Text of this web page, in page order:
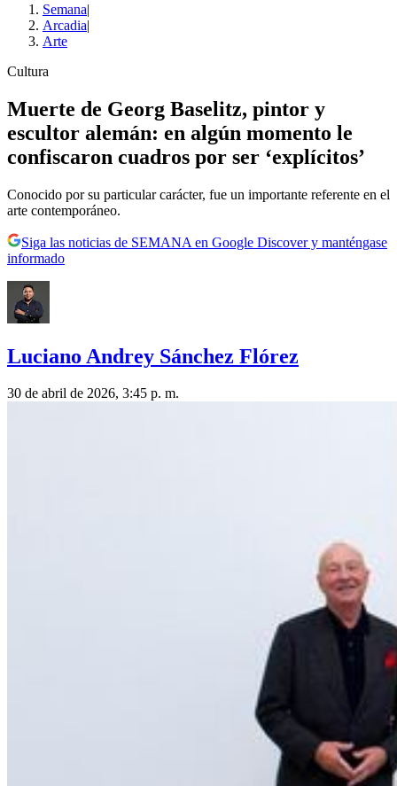
Semana|
Arcadia|
Arte
Cultura
Muerte de Georg Baselitz, pintor y
escultor alemán: en algún momento le
confiscaron cuadros por ser ‘explícitos’
Conocido por su particular carácter, fue un importante referente en el
arte contemporáneo.
Siga las noticias de SEMANA en Google Discover y manténgase
informado
Luciano Andrey Sánchez Flórez
30 de abril de 2026, 3:45 p. m.